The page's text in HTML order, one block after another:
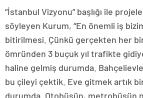
“İstanbul Vizyonu” başlığı ile
söyleyen Kurum, “En önemli iş
bitirilmesi. Çünkü gerçekten her bir
ömründen 3 buçuk yıl trafikte
haline gelmiş durumda.
bu çileyi çektik. Eve gitmek artık
durumda. Otobüsün, metrobüsün